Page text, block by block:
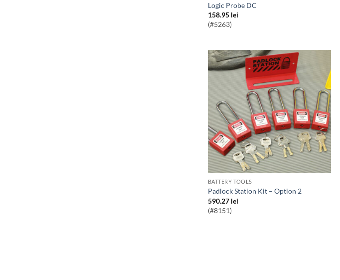
Logic Probe DC
158.95 lei
(#5263)
BATTERY TOOLS
Padlock Station Kit – Option 2
590.27 lei
(#8151)